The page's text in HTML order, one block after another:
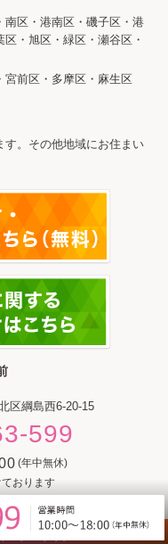
南区・港南区・磯子区・港
・旭区・緑区・瀬谷区・
宮前区・多摩区・麻生区
。その他地域にお住まい
区綱島西6-20-15
599
(年中無休)
おります